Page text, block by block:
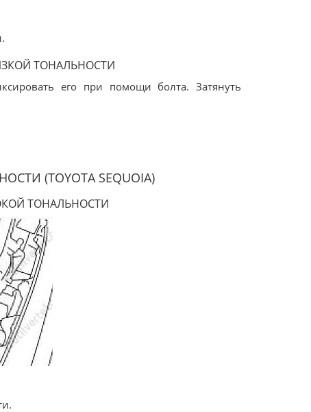
ТОНАЛЬНОСТИ
его при помощи болта. Затянуть
(TOYOTA SEQUOIA)
ТОНАЛЬНОСТИ